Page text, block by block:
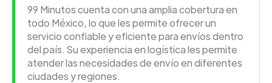
99 Minutos cuenta con una amplia cobertura en
todo México, lo que les permite ofrecer un
servicio confiable y eficiente para envíos dentro
del país. Su experiencia en logística les permite
atender las necesidades de envío en diferentes
ciudades y regiones.